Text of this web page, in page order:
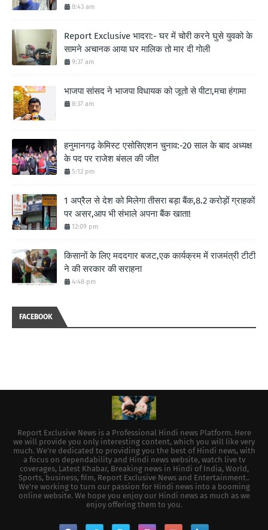
8:43 am
Report Exclusive भादरा:- घर में चोरी करने घुसे युवको के
सामने अचानक आया घर मालिक तो मार दी गोली
9:37 am
भाजपा सांसद ने भाजपा विधायक को जूतो से पीटा,मचा हंगामा
8:37 am
हनुमानगढ़ केमिस्ट एसोसिएशन चुनाव:-20 साल के बाद अध्यक्ष
के पद पर राजेश बंसल की जीत
5:12 pm
1 अप्रैल से देश को मिलेगा तीसरा बड़ा बैंक,8.2 करोड़ों ग्राहकों
पर असर,आप भी संभाले अपना बैंक खाता!
12:09 pm
किसानों के लिए मददगार बजट,एक कार्यक्रम में राजमंत्री टीटी
ने की सरकार की सराहना
4:48 pm
FACEBOOK
Report Exclusive News is a Professional Hindi news Platform. Here
we will provide you only interesting content, which you will like very
much. We're dedicated to providing you the best of Hindi news, with
a focus on dependability and Hindi news website, watch live tv
coverages, Latest Khabar, Breaking news in Hindi of India, World,
Sports, business, film, Report Exclusive News and Entertainment..
We're working to turn our passion for Hindi news into a booming
online website. We hope you enjoy our Hindi news as much as we
enjoy offering them to you.